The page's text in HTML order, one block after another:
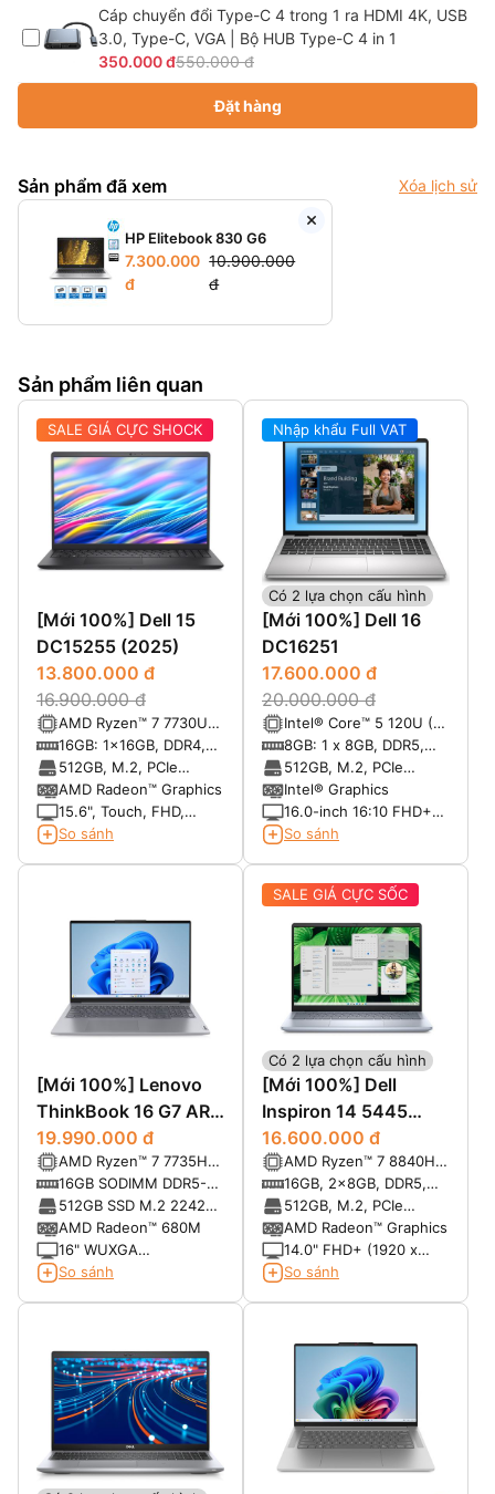
Cáp chuyển đổi Type-C 4 trong 1 ra HDMI 4K, USB
3.0, Type-C, VGA | Bộ HUB Type-C 4 in 1
350.000 đ550.000 đ
Đặt hàng
Sản phẩm đã xem Xóa lịch sử
HP Elitebook 830 G6
7.300.000
đ
10.900.000
đ
Sản phẩm liên quan
SALE GIÁ CỰC SHOCK
[Mới 100%] Dell 15
DC15255 (2025)
13.800.000 đ
16.900.000 đ
AMD Ryzen™ 7 7730U
8-core with Radeon™
Graphics
16GB: 1x16GB, DDR4,
3200 MT/s
512GB, M.2, PCIe
NVMe, SSD
AMD Radeon™ Graphics
15.6", Touch, FHD,
60Hz, WVA, IPS, Anti-
So sánh
Có 2 lựa chọn cấu hình
Nhập khẩu Full VAT
[Mới 100%] Dell 16
DC16251
17.600.000 đ
20.000.000 đ
Intel® Core™ 5 120U (10
cores, up to 5.0 GHz)
8GB: 1 x 8GB, DDR5,
5200 MT/s
512GB, M.2, PCIe
NVMe, SSD
Intel® Graphics
16.0-inch 16:10 FHD+
(1920x1200) Touch
ComfortView
So sánh
[Mới 100%] Lenovo
ThinkBook 16 G7 ARP
(9QSA) (AMD Ryzen 7
7735HS, RAM 16GB,
SSD 512GB, 16"
WUXGA)
19.990.000 đ
AMD Ryzen™ 7 7735HS
(8C / 16T, 3.2 /
4.75GHz, 4MB L2 /
16MB L3)
16GB SODIMM DDR5-
4800 Up to 64GB
512GB SSD M.2 2242
PCIe 4.0x4 NVMe
AMD Radeon™ 680M
16" WUXGA
(1920x1200) IPS
So sánh
Có 2 lựa chọn cấu hình
SALE GIÁ CỰC SỐC
[Mới 100%] Dell
Inspiron 14 5445
(2024)
16.600.000 đ
AMD Ryzen™ 7 8840HS
8-core/16-thread
Processor with
Radeon™ Graphics
16GB, 2x8GB, DDR5,
5600 MT/s
512GB, M.2, PCIe
NVMe, SSD
AMD Radeon™ Graphics
14.0" FHD+ (1920 x
1280), 300 nits, 100%
So sánh